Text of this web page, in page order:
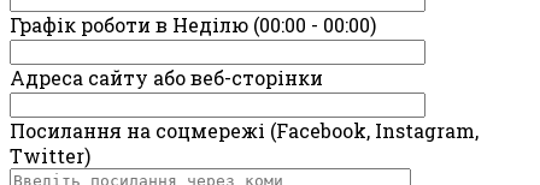
Графік роботи в Неділю (00:00 - 00:00)
Адреса сайту або веб-сторінки
Посилання на соцмережі (Facebook, Instagram,
Twitter)